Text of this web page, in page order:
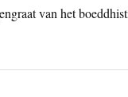
van het